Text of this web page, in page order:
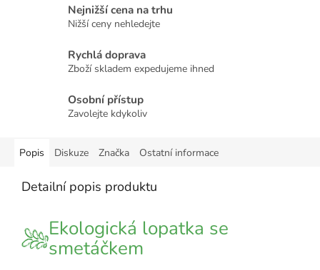
Nejnižší cena na trhu
Nižší ceny nehledejte
Rychlá doprava
Zboží skladem expedujeme ihned
Osobní přístup
Zavolejte kdykoliv
Popis Diskuze Značka Ostatní informace
Detailní popis produktu
Ekologická lopatka se
smetáčkem